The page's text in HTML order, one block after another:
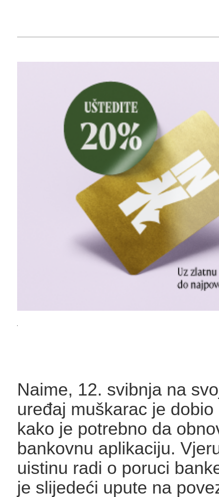
Naime, 12. svibnja na
uređaj muškarac je
kako je potrebno da
bankovnu aplikaciju.
uistinu radi o poruci
je slijedeći upute na